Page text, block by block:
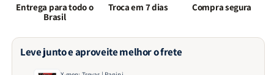
Entrega para todo o
Brasil
Troca em 7 dias Compra segura
Leve junto e aproveite melhor o frete